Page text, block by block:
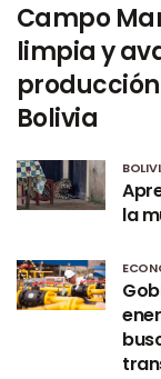
Campo
limpia y
Bolivia
la